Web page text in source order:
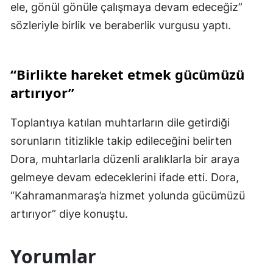
ele, gönül gönüle çalışmaya devam edeceğiz”
sözleriyle birlik ve beraberlik vurgusu yaptı.
“Birlikte hareket etmek gücümüzü
artırıyor”
Toplantıya katılan muhtarların dile getirdiği
sorunların titizlikle takip edileceğini belirten
Dora, muhtarlarla düzenli aralıklarla bir araya
gelmeye devam edeceklerini ifade etti. Dora,
“Kahramanmaraş’a hizmet yolunda gücümüzü
artırıyor” diye konuştu.
Yorumlar